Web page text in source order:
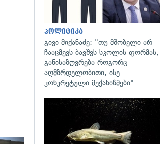
პოლიტიკა
გივი მიქანაძე: "თუ მშობელი არ
ჩააცმევს ბავშვს სკოლის ფორმას,
განისაზღვრება როგორც
აღმზრდელობითი, ისე
კონკრეტული მექანიზმები"